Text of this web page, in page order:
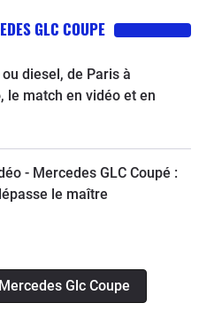
GLC COUPE
diesel, de Paris à
le match en vidéo et en
- Mercedes GLC Coupé :
le maître
Glc Coupe